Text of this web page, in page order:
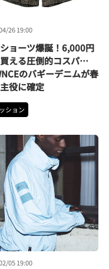
26 19:00
ョーツ爆誕！6,000円
える圧倒的コスパ…
のバギーデニムが春
役に確定
ション
05 19:00